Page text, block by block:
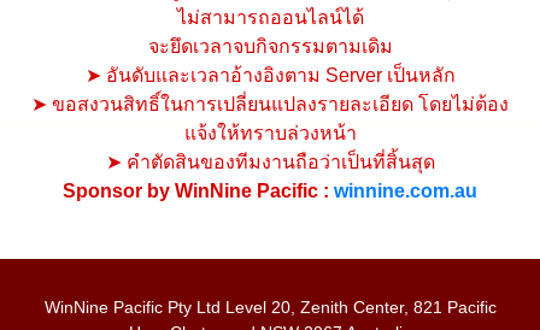
ไม่สามารถออนไลน์ได้
จะยึดเวลาจบกิจกรรมตามเดิม
➤ อันดับและเวลาอ้างอิงตาม Server เป็นหลัก
➤ ขอสงวนสิทธิ์ในการเปลี่ยนแปลงรายละเอียด โดยไม่ต้อง
แจ้งให้ทราบล่วงหน้า
➤ คำตัดสินของทีมงานถือว่าเป็นที่สิ้นสุด
Sponsor by WinNine Pacific : winnine.com.au
WinNine Pacific Pty Ltd Level 20, Zenith Center, 821 Pacific